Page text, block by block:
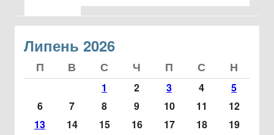
Липень 2026
1 2 3 4
5
6
7 8 9 10 11
12
13
14 15 16 17 18
19